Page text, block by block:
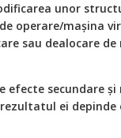
unor
operare/maşina
sau dealocare
efecte secundare
rezultatul ei